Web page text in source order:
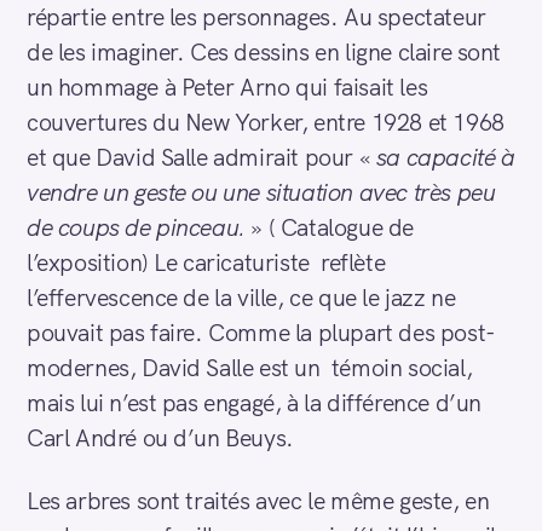
répartie entre les personnages. Au spectateur
de les imaginer. Ces dessins en ligne claire sont
un hommage à Peter Arno qui faisait les
couvertures du New Yorker, entre 1928 et 1968
et que David Salle admirait pour « sa capacité à
vendre un geste ou une situation avec très peu
de coups de pinceau. » ( Catalogue de
l’exposition) Le caricaturiste reflète
l’effervescence de la ville, ce que le jazz ne
pouvait pas faire. Comme la plupart des post-
modernes, David Salle est un témoin social,
mais lui n’est pas engagé, à la différence d’un
Carl André ou d’un Beuys.
Les arbres sont traités avec le même geste, en